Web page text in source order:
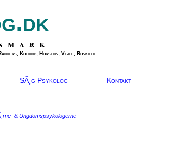
Kolding, Horsens, Vejle, Roskilde...
SÃ¸g Psykolog Kontakt
& Ungdomspsykologerne